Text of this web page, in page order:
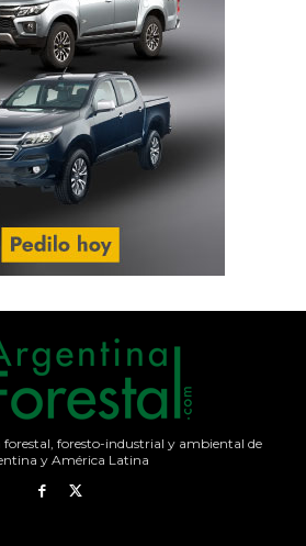
foresto-industrial y ambiental de
y América Latina